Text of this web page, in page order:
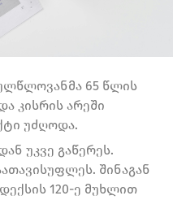
65 წლის
კისრის არეში
უძღოდა.
უკვე გაწერეს.
შინაგან
120-ე მუხლით